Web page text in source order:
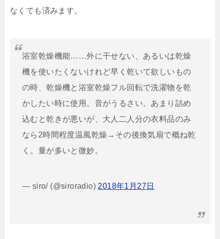
なくても済みます。
浴室乾燥機能……外に干せない、あるいは乾燥
機を使いたくないけれど早く乾いて欲しいもの
の時、乾燥機と浴室乾燥フル回転で洗濯物を乾
かしたい時に使用。音がうるさい。あまり詰め
込むと乾きが悪いが、大人二人分の衣料品のみ
なら2時間程度温風乾燥→その後換気扇で概ね乾
く。量が多いと微妙。
— siro/ (@siroradio) 2018年1月27日